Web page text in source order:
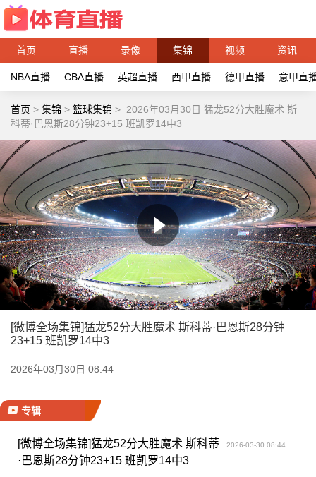
首页 直播 录像 集锦 视频 资讯
NBA直播 CBA直播 英超直播 西甲直播 德甲直播 意甲直
首页 > 集锦 > 篮球集锦 > 2026年03月30日 猛龙52分大胜魔术 斯
科蒂·巴恩斯28分钟23+15 班凯罗14中3
[微博全场集锦]猛龙52分大胜魔术 斯科蒂·巴恩斯28分钟
23+15 班凯罗14中3
2026年03月30日 08:44
专辑
[微博全场集锦]猛龙52分大胜魔术 斯科蒂
·巴恩斯28分钟23+15 班凯罗14中3
2026-03-30 08:44